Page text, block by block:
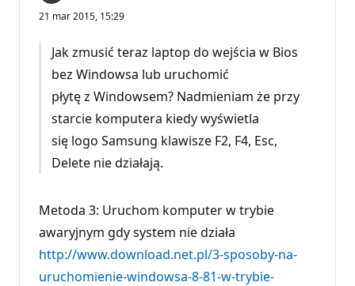
21 mar 2015, 15:29
Jak zmusić teraz laptop do wejścia w Bios
bez Windowsa lub uruchomić
płytę z Windowsem? Nadmieniam że przy
starcie komputera kiedy wyświetla
się logo Samsung klawisze F2, F4, Esc,
Delete nie działają.
Metoda 3: Uruchom komputer w trybie
awaryjnym gdy system nie działa
http://www.download.net.pl/3-sposoby-na-
uruchomienie-windowsa-8-81-w-trybie-